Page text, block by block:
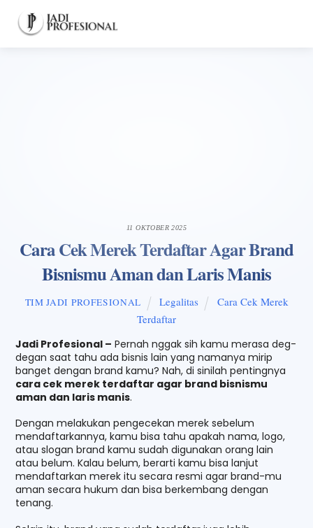
content
11 OKTOBER 2025
Cara Cek Merek Terdaftar Agar Brand
Bisnismu Aman dan Laris Manis
TIM JADI PROFESIONAL Legalitas
Cara Cek Merek
Terdaftar
Jadi Profesional – Pernah nggak sih kamu merasa deg-
degan saat tahu ada bisnis lain yang namanya mirip
banget dengan brand kamu? Nah, di sinilah pentingnya
cara cek merek terdaftar agar brand bisnismu
aman dan laris manis.
Dengan melakukan pengecekan merek sebelum
mendaftarkannya, kamu bisa tahu apakah nama, logo,
atau slogan brand kamu sudah digunakan orang lain
atau belum. Kalau belum, berarti kamu bisa lanjut
mendaftarkan merek itu secara resmi agar brand-mu
aman secara hukum dan bisa berkembang dengan
tenang.